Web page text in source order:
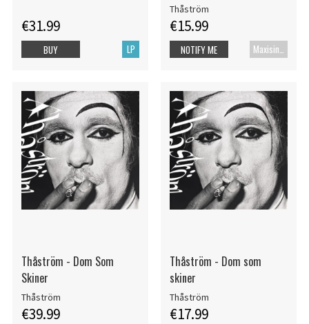
€31.99
LP
BUY
Thåström
€15.99
Maxisingle
NOTIFY ME
Thåström - Dom Som
Skiner
Thåström
€39.99
Thåström - Dom som
skiner
Thåström
€17.99